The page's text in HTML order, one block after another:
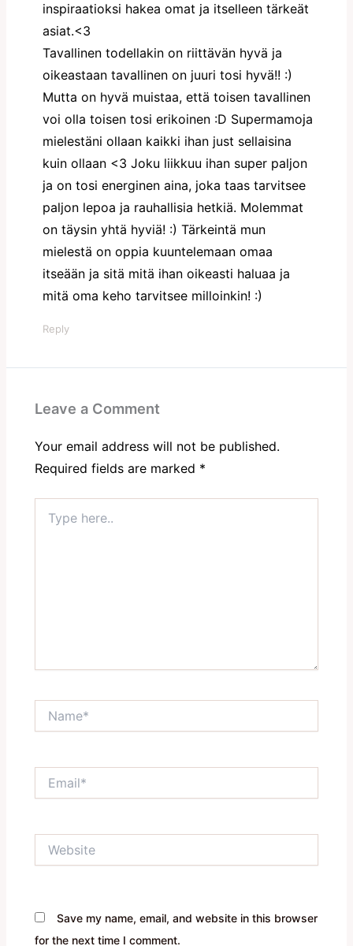
inspiraatioksi hakea omat ja itselleen tärkeät
asiat.<3
Tavallinen todellakin on riittävän hyvä ja
oikeastaan tavallinen on juuri tosi hyvä!! :)
Mutta on hyvä muistaa, että toisen tavallinen
voi olla toisen tosi erikoinen :D Supermamoja
mielestäni ollaan kaikki ihan just sellaisina
kuin ollaan <3 Joku liikkuu ihan super paljon
ja on tosi energinen aina, joka taas tarvitsee
paljon lepoa ja rauhallisia hetkiä. Molemmat
on täysin yhtä hyviä! :) Tärkeintä mun
mielestä on oppia kuuntelemaan omaa
itseään ja sitä mitä ihan oikeasti haluaa ja
mitä oma keho tarvitsee milloinkin! :)
Reply
Leave a Comment
Your email address will not be published.
Required fields are marked *
here..
Save my name, email, and website in this browser
for the next time I comment.